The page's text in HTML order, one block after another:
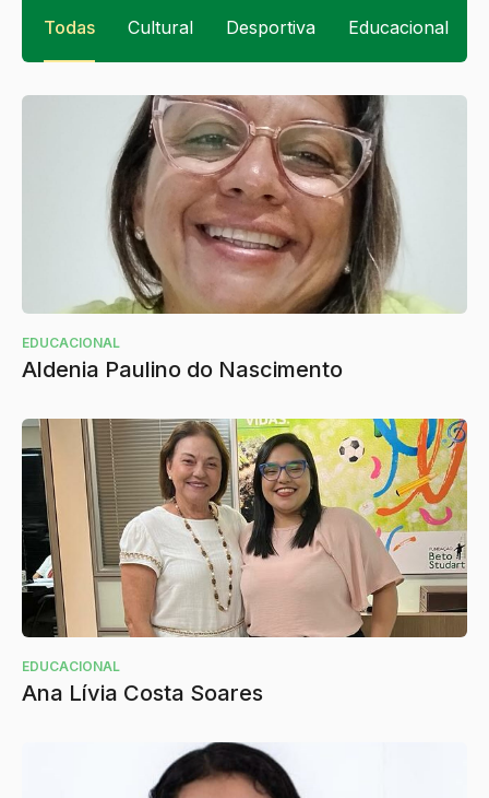
Todas Cultural Desportiva Educacional
EDUCACIONAL
Aldenia Paulino do Nascimento
EDUCACIONAL
Ana Lívia Costa Soares